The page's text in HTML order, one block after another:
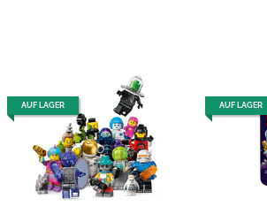
AUF LAGER AUF LAGER